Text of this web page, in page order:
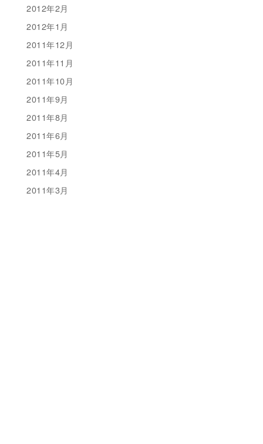
2012年2月
2012年1月
2011年12月
2011年11月
2011年10月
2011年9月
2011年8月
2011年6月
2011年5月
2011年4月
2011年3月